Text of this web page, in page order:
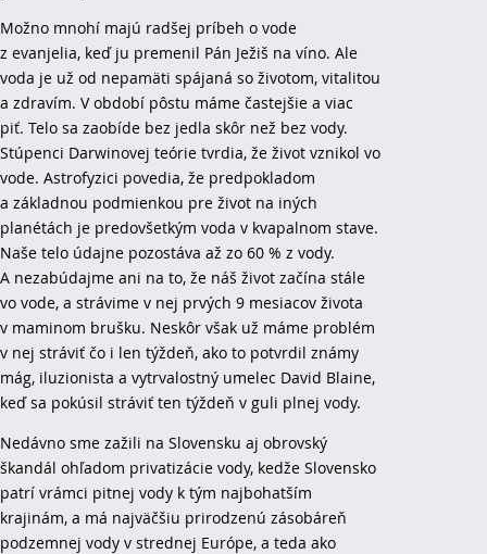
Možno mnohí majú radšej príbeh o vode
z evanjelia, keď ju premenil Pán Ježiš na víno. Ale
voda je už od nepamäti spájaná so životom, vitalitou
a zdravím. V období pôstu máme častejšie a viac
piť. Telo sa zaobíde bez jedla skôr než bez vody.
Stúpenci Darwinovej teórie tvrdia, že život vznikol vo
vode. Astrofyzici povedia, že predpokladom
a základnou podmienkou pre život na iných
planétách je predovšetkým voda v kvapalnom stave.
Naše telo údajne pozostáva až zo 60 % z vody.
A nezabúdajme ani na to, že náš život začína stále
vo vode, a strávime v nej prvých 9 mesiacov života
v maminom brušku. Neskôr však už máme problém
v nej stráviť čo i len týždeň, ako to potvrdil známy
mág, iluzionista a vytrvalostný umelec David Blaine,
keď sa pokúsil stráviť ten týždeň v guli plnej vody.
Nedávno sme zažili na Slovensku aj obrovský
škandál ohľadom privatizácie vody, kedže Slovensko
patrí vrámci pitnej vody k tým najbohatším
krajinám, a má najväčšiu prirodzenú zásobáreň
podzemnej vody v strednej Európe, a teda ako